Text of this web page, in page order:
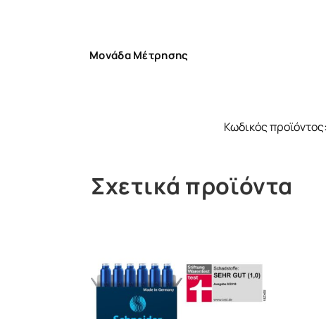
Μονάδα Μέτρησης
Κωδικός προϊόντος:
Σχετικά προϊόντα